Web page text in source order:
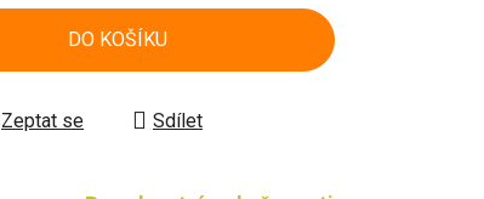
DO KOŠÍKU
Zeptat se Sdílet